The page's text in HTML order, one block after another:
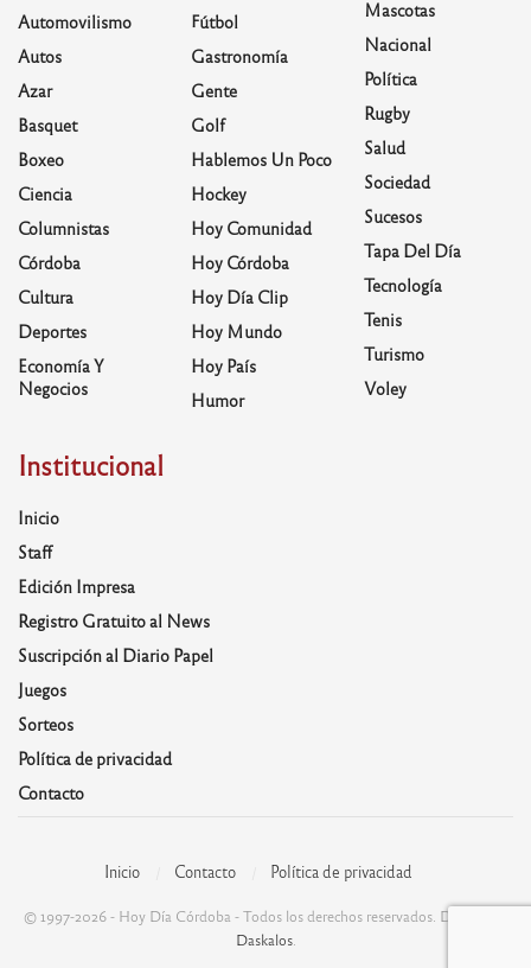
Automovilismo
Autos
Azar
Basquet
Boxeo
Ciencia
Columnistas
Córdoba
Cultura
Deportes
Economía Y
Negocios
Fútbol
Gastronomía
Gente
Golf
Hablemos Un Poco
Hockey
Hoy Comunidad
Hoy Córdoba
Hoy Día Clip
Hoy Mundo
Hoy País
Humor
Mascotas
Nacional
Política
Rugby
Salud
Sociedad
Sucesos
Tapa Del Día
Tecnología
Tenis
Turismo
Voley
Institucional
Inicio
Staff
Edición Impresa
Registro Gratuito al News
Suscripción al Diario Papel
Juegos
Sorteos
Política de privacidad
Contacto
Inicio Contacto Política de privacidad
© 1997-2026 - Hoy Día Córdoba - Todos los derechos reservados. Desarrolla:
Daskalos.